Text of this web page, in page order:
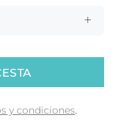
y condiciones.